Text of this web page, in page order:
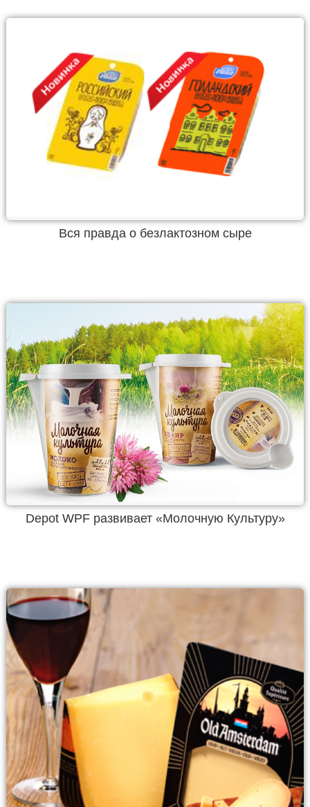
Вся правда о безлактозном сыре
Depot WPF развивает «Молочную Культуру»